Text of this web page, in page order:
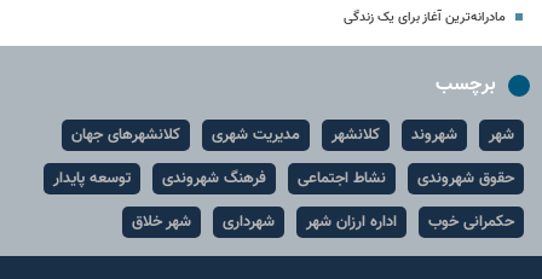
مادرانه‌ترین آغاز برای یک زندگی
برچسب
شهر شهروند کلانشهر مدیریت شهری
کلانشهرهای جهان
حقوق شهروندی
نشاط اجتماعی فرهنگ شهروندی
توسعه پایدار
حکمرانی خوب
اداره ارزان شهر شهرداری شهر خلاق